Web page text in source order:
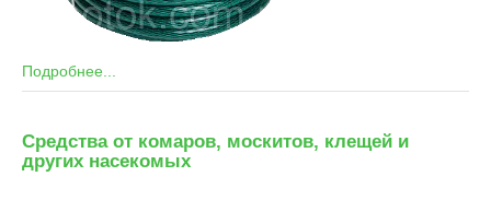
Подробнее...
Средства от комаров, москитов, клещей и
других насекомых